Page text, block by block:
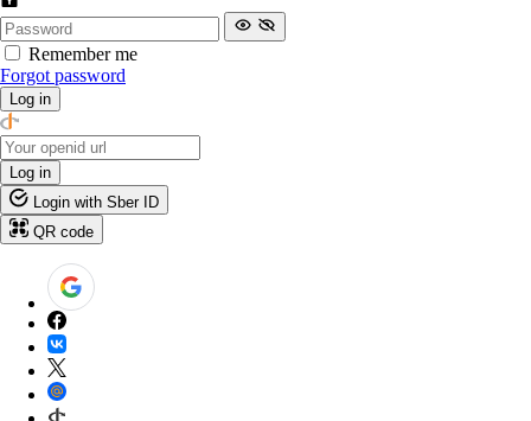
Remember me
Forgot password
Log in
Log in
Login with Sber ID
QR code